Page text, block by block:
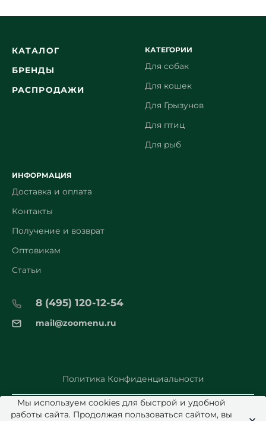
КАТАЛОГ
БРЕНДЫ
РАСПРОДАЖИ
КАТЕГОРИИ
Для собак
Для кошек
Для Грызунов
Для птиц
Для рыб
ИНФОРМАЦИЯ
Доставка и оплата
Контакты
Получение и возврат
Оптовикам
Статьи
8 (495) 120-12-54
mail@zoomenu.ru
Политика Конфиденциальности
© 2026 Zoomenu.ru - Все права защищены.
Мы используем cookies для быстрой и удобной
работы сайта. Продолжая пользоваться сайтом, вы